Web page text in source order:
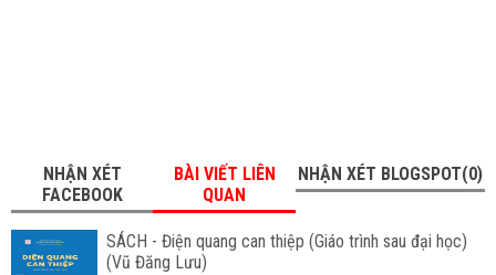
NHẬN XÉT
FACEBOOK
BÀI VIẾT LIÊN
QUAN
NHẬN XÉT BLOGSPOT(0)
SÁCH - Điện quang can thiệp (Giáo trình sau đại học)
(Vũ Đăng Lưu)